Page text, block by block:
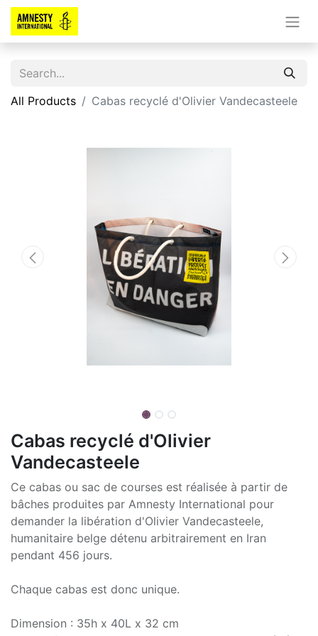
All Products Cabas recyclé d'Olivier Vandecasteele
Cabas recyclé d'Olivier
Vandecasteele
Ce cabas ou sac de courses est réalisée à partir de
bâches produites par Amnesty International pour
demander la libération d'Olivier Vandecasteele,
humanitaire belge détenu arbitrairement en Iran
pendant 456 jours.
Chaque cabas est donc unique.
Dimension : 35h x 40L x 32 cm